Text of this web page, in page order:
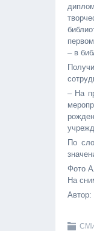
– в
– На
По
Фото
На
Автор:
СМИ